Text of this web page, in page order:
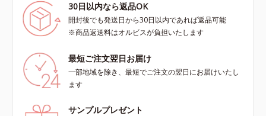
30日以内なら返品OK
開封後でも発送日から30日以内であれば返品可能
※商品返送料はオルビスが負担いたします
最短ご注文翌日お届け
一部地域を除き、最短でご注文の翌日にお届けいたし
ます
サンプルプレゼント